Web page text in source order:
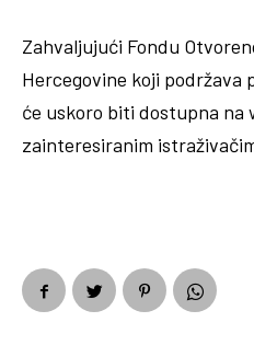
Zahvaljujući Fondu
Hercegovine koji
će uskoro biti dostupna na
zainteresiranim